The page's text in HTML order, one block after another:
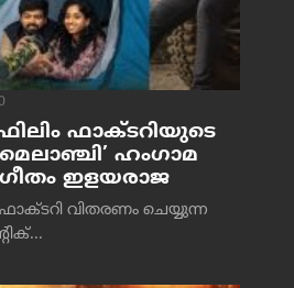
ഫാക്ടറിയുടെ
ഹംഗാമ
ഇളയരാജ
ഫാക്ടറി വിതരണം ചെയ്യുന്ന